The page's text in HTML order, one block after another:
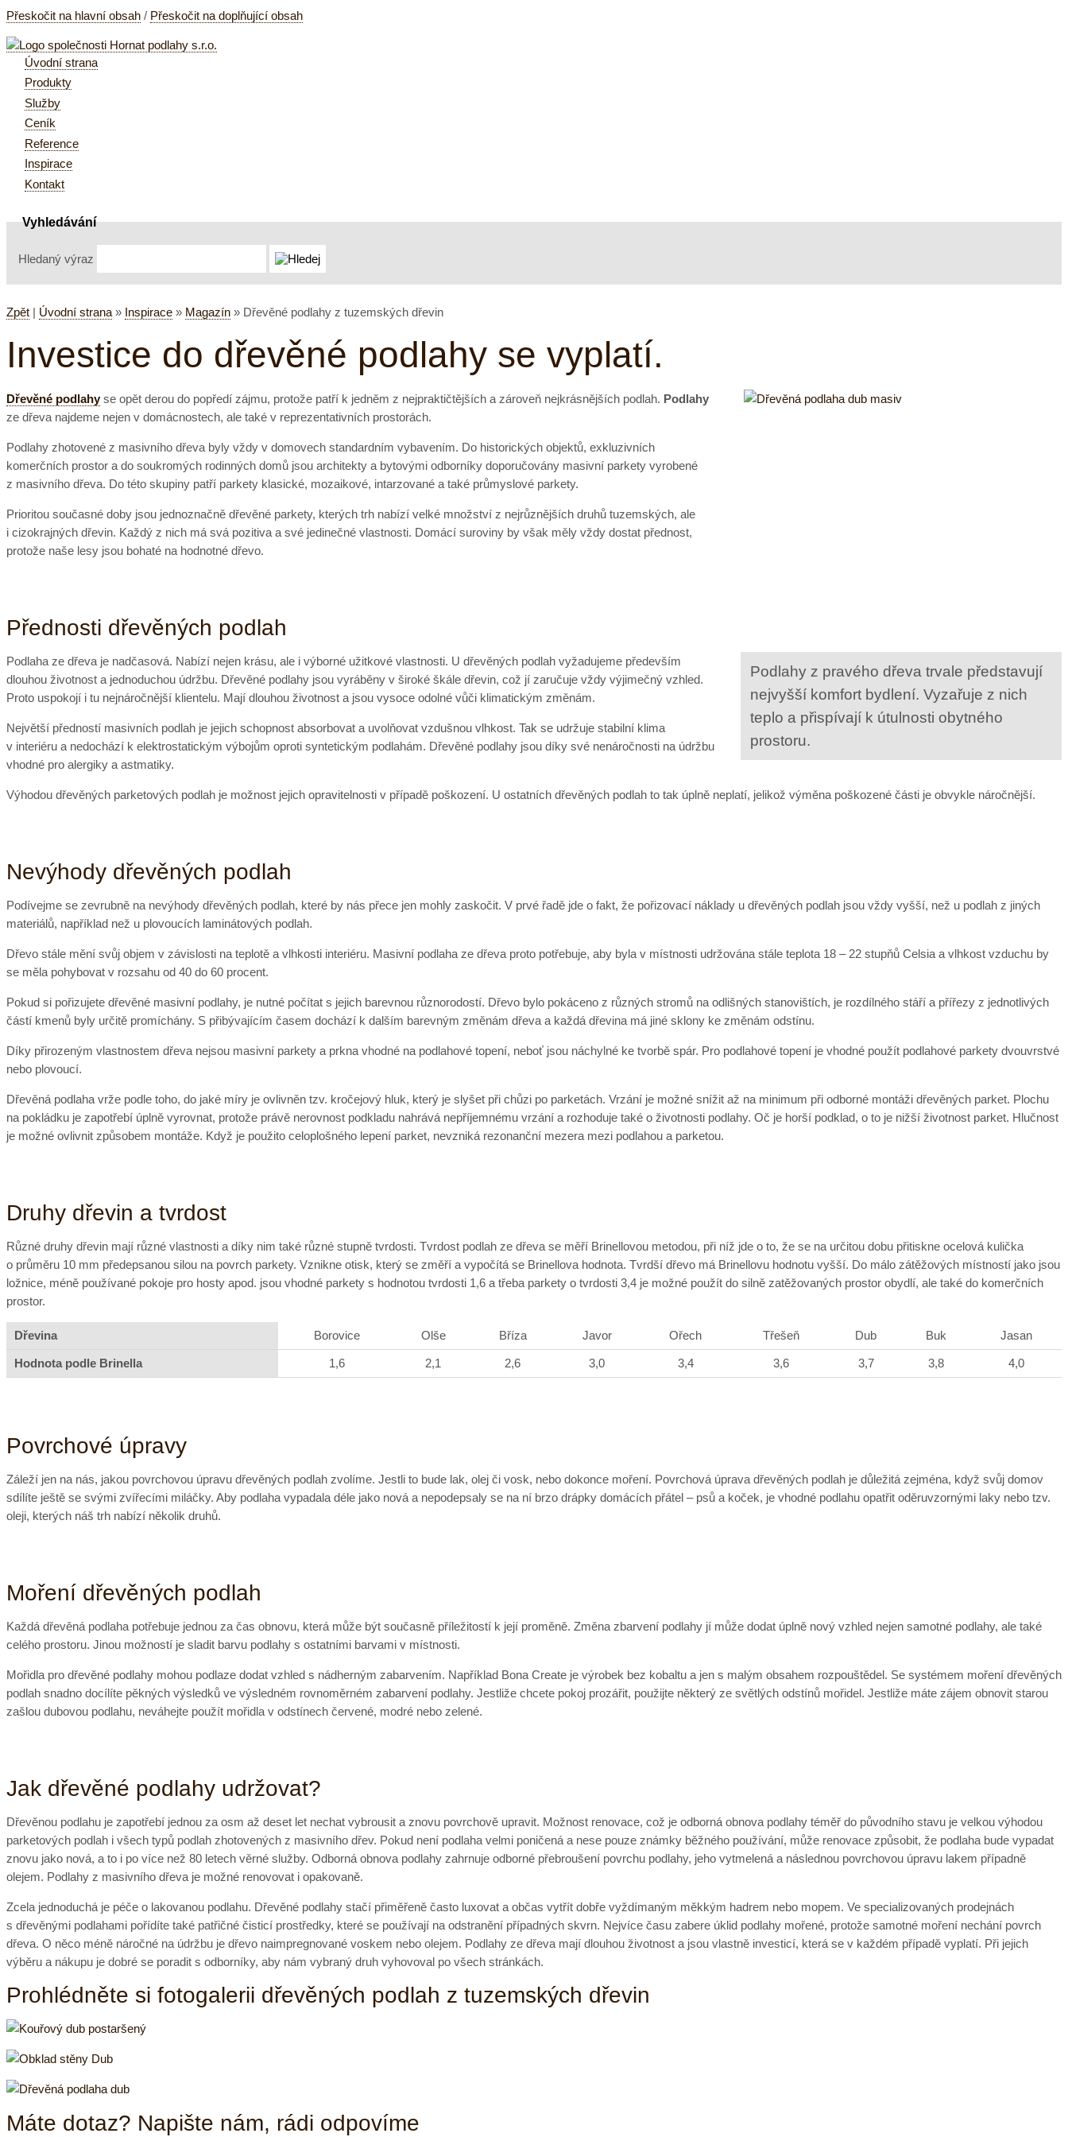
Přeskočit na hlavní obsah / Přeskočit na doplňující obsah
Úvodní strana
Produkty
Služby
Ceník
Reference
Inspirace
Kontakt
Vyhledávání
Hledaný výraz
Zpět | Úvodní strana » Inspirace » Magazín » Dřevěné podlahy z tuzemských dřevin
Investice do dřevěné podlahy se vyplatí.
Dřevěné podlahyse opět derou do popředí zájmu, protože patří k jedněm z nejpraktičtějších a zároveň nejkrásnějších podlah. Podlahy
ze dřeva najdeme nejen v domácnostech, ale také v reprezentativních prostorách.
Podlahy zhotovené z masivního dřeva byly vždy v domovech standardním vybavením. Do historických objektů, exkluzivních
komerčních prostor a do soukromých rodinných domů jsou architekty a bytovými odborníky doporučovány masivní parkety vyrobené
z masivního dřeva. Do této skupiny patří parkety klasické, mozaikové, intarzované a také průmyslové parkety.
Prioritou současné doby jsou jednoznačně dřevěné parkety, kterých trh nabízí velké množství z nejrůznějších druhů tuzemských, ale
i cizokrajných dřevin. Každý z nich má svá pozitiva a své jedinečné vlastnosti. Domácí suroviny by však měly vždy dostat přednost,
protože naše lesy jsou bohaté na hodnotné dřevo.
Přednosti dřevěných podlah
Podlahy z pravého dřeva trvale představují
nejvyšší komfort bydlení. Vyzařuje z nich
teplo a přispívají k útulnosti obytného
prostoru.
Podlaha ze dřeva je nadčasová. Nabízí nejen krásu, ale i výborné užitkové vlastnosti. U dřevěných podlah vyžadujeme především
dlouhou životnost a jednoduchou údržbu. Dřevěné podlahy jsou vyráběny v široké škále dřevin, což jí zaručuje vždy výjimečný vzhled.
Proto uspokojí i tu nejnáročnější klientelu. Mají dlouhou životnost a jsou vysoce odolné vůči klimatickým změnám.
Největší předností masivních podlah je jejich schopnost absorbovat a uvolňovat vzdušnou vlhkost. Tak se udržuje stabilní klima
v interiéru a nedochází k elektrostatickým výbojům oproti syntetickým podlahám. Dřevěné podlahy jsou díky své nenáročnosti na údržbu
vhodné pro alergiky a astmatiky.
Výhodou dřevěných parketových podlah je možnost jejich opravitelnosti v případě poškození. U ostatních dřevěných podlah to tak úplně neplatí, jelikož výměna poškozené části je obvykle náročnější.
Nevýhody dřevěných podlah
Podívejme se zevrubně na nevýhody dřevěných podlah, které by nás přece jen mohly zaskočit. V prvé řadě jde o fakt, že pořizovací náklady u dřevěných podlah jsou vždy vyšší, než u podlah z jiných
materiálů, například než u plovoucích laminátových podlah.
Dřevo stále mění svůj objem v závislosti na teplotě a vlhkosti interiéru. Masivní podlaha ze dřeva proto potřebuje, aby byla v místnosti udržována stále teplota 18 – 22 stupňů Celsia a vlhkost vzduchu by
se měla pohybovat v rozsahu od 40 do 60 procent.
Pokud si pořizujete dřevěné masivní podlahy, je nutné počítat s jejich barevnou různorodostí. Dřevo bylo pokáceno z různých stromů na odlišných stanovištích, je rozdílného stáří a přířezy z jednotlivých
částí kmenů byly určitě promíchány. S přibývajícím časem dochází k dalším barevným změnám dřeva a každá dřevina má jiné sklony ke změnám odstínu.
Díky přirozeným vlastnostem dřeva nejsou masivní parkety a prkna vhodné na podlahové topení, neboť jsou náchylné ke tvorbě spár. Pro podlahové topení je vhodné použít podlahové parkety dvouvrstvé
nebo plovoucí.
Dřevěná podlaha vrže podle toho, do jaké míry je ovlivněn tzv. kročejový hluk, který je slyšet při chůzi po parketách. Vrzání je možné snížit až na minimum při odborné montáži dřevěných parket. Plochu
na pokládku je zapotřebí úplně vyrovnat, protože právě nerovnost podkladu nahrává nepříjemnému vrzání a rozhoduje také o životnosti podlahy. Oč je horší podklad, o to je nižší životnost parket. Hlučnost
je možné ovlivnit způsobem montáže. Když je použito celoplošného lepení parket, nevzniká rezonanční mezera mezi podlahou a parketou.
Druhy dřevin a tvrdost
Různé druhy dřevin mají různé vlastnosti a díky nim také různé stupně tvrdosti. Tvrdost podlah ze dřeva se měří Brinellovou metodou, při níž jde o to, že se na určitou dobu přitiskne ocelová kulička
o průměru 10 mm předepsanou silou na povrch parkety. Vznikne otisk, který se změří a vypočítá se Brinellova hodnota. Tvrdší dřevo má Brinellovu hodnotu vyšší. Do málo zátěžových místností jako jsou
ložnice, méně používané pokoje pro hosty apod. jsou vhodné parkety s hodnotou tvrdosti 1,6 a třeba parkety o tvrdosti 3,4 je možné použít do silně zatěžovaných prostor obydlí, ale také do komerčních
prostor.
Dřevina Borovice Olše Bříza Javor Ořech Třešeň Dub Buk Jasan
Hodnota podle Brinella 1,6 2,1 2,6 3,0 3,4 3,6 3,7 3,8 4,0
Povrchové úpravy
Záleží jen na nás, jakou povrchovou úpravu dřevěných podlah zvolíme. Jestli to bude lak, olej či vosk, nebo dokonce moření. Povrchová úprava dřevěných podlah je důležitá zejména, když svůj domov
sdílíte ještě se svými zvířecími miláčky. Aby podlaha vypadala déle jako nová a nepodepsaly se na ní brzo drápky domácích přátel – psů a koček, je vhodné podlahu opatřit oděruvzornými laky nebo tzv.
oleji, kterých náš trh nabízí několik druhů.
Moření dřevěných podlah
Každá dřevěná podlaha potřebuje jednou za čas obnovu, která může být současně příležitostí k její proměně. Změna zbarvení podlahy jí může dodat úplně nový vzhled nejen samotné podlahy, ale také
celého prostoru. Jinou možností je sladit barvu podlahy s ostatními barvami v místnosti.
Mořidla pro dřevěné podlahy mohou podlaze dodat vzhled s nádherným zabarvením. Například Bona Create je výrobek bez kobaltu a jen s malým obsahem rozpouštědel. Se systémem moření dřevěných
podlah snadno docílíte pěkných výsledků ve výsledném rovnoměrném zabarvení podlahy. Jestliže chcete pokoj prozářit, použijte některý ze světlých odstínů mořidel. Jestliže máte zájem obnovit starou
zašlou dubovou podlahu, neváhejte použít mořidla v odstínech červené, modré nebo zelené.
Jak dřevěné podlahy udržovat?
Dřevěnou podlahu je zapotřebí jednou za osm až deset let nechat vybrousit a znovu povrchově upravit. Možnost renovace, což je odborná obnova podlahy téměř do původního stavu je velkou výhodou
parketových podlah i všech typů podlah zhotovených z masivního dřev. Pokud není podlaha velmi poničená a nese pouze známky běžného používání, může renovace způsobit, že podlaha bude vypadat
znovu jako nová, a to i po více než 80 letech věrné služby. Odborná obnova podlahy zahrnuje odborné přebroušení povrchu podlahy, jeho vytmelená a následnou povrchovou úpravu lakem případně
olejem. Podlahy z masivního dřeva je možné renovovat i opakovaně.
Zcela jednoduchá je péče o lakovanou podlahu. Dřevěné podlahy stačí přiměřeně často luxovat a občas vytřít dobře vyždímaným měkkým hadrem nebo mopem. Ve specializovaných prodejnách
s dřevěnými podlahami pořídíte také patřičné čisticí prostředky, které se používají na odstranění případných skvrn. Nejvíce času zabere úklid podlahy mořené, protože samotné moření nechání povrch
dřeva. O něco méně náročné na údržbu je dřevo naimpregnované voskem nebo olejem. Podlahy ze dřeva mají dlouhou životnost a jsou vlastně investicí, která se v každém případě vyplatí. Při jejich
výběru a nákupu je dobré se poradit s odborníky, aby nám vybraný druh vyhovoval po všech stránkách.
Prohlédněte si fotogalerii dřevěných podlah z tuzemských dřevin
Máte dotaz? Napište nám, rádi odpovíme